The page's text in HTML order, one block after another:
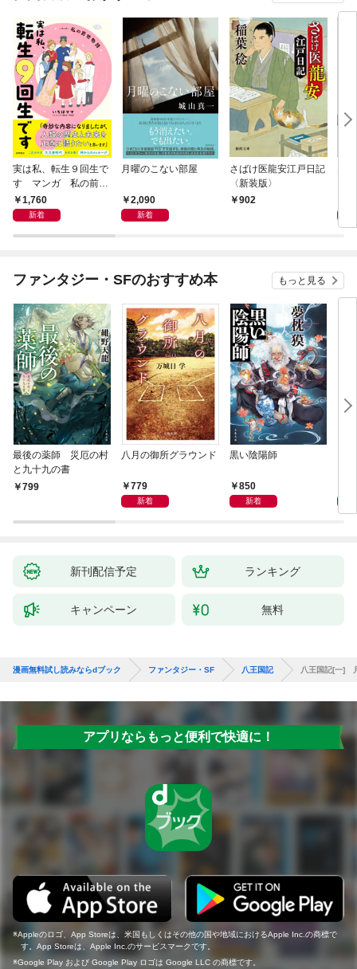
実は私、転生９回生で
す マンガ 私の前世
物語1,760
新着
月曜のこない部屋
2,090
新着
さばけ医龍安江戸日記
〈新装版〉
902
ファンタジー・SFのおすすめ本 もっと見る
最後の薬師 災厄の村
と九十九の書
799
八月の御所グラウンド
779
新着
黒い陰陽師
850
新着
新刊配信予定 ランキング
キャンペーン 無料
漫画無料試し読みならdブック ファンタジー・SF 八王国記 八王国記[一]
アプリならもっと便利で快適に！
Appleのロゴ、App Storeは、米国もしくはその他の国や地域におけるApple Inc.の商標で
す。App Storeは、Apple Inc.のサービスマークです。
Google Play および Google Play ロゴは Google LLC の商標です。